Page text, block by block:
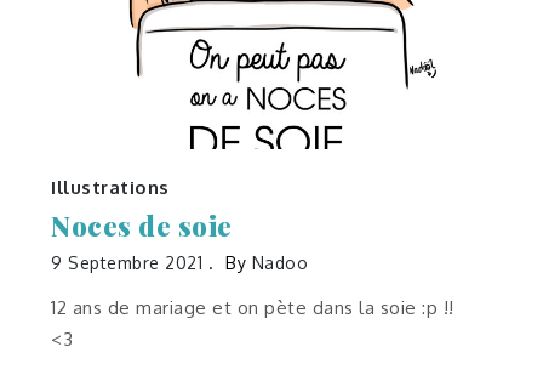
Illustrations
Noces de soie
9 Septembre 2021 By Nadoo
12 ans de mariage et on pète dans la soie :p !!
<3